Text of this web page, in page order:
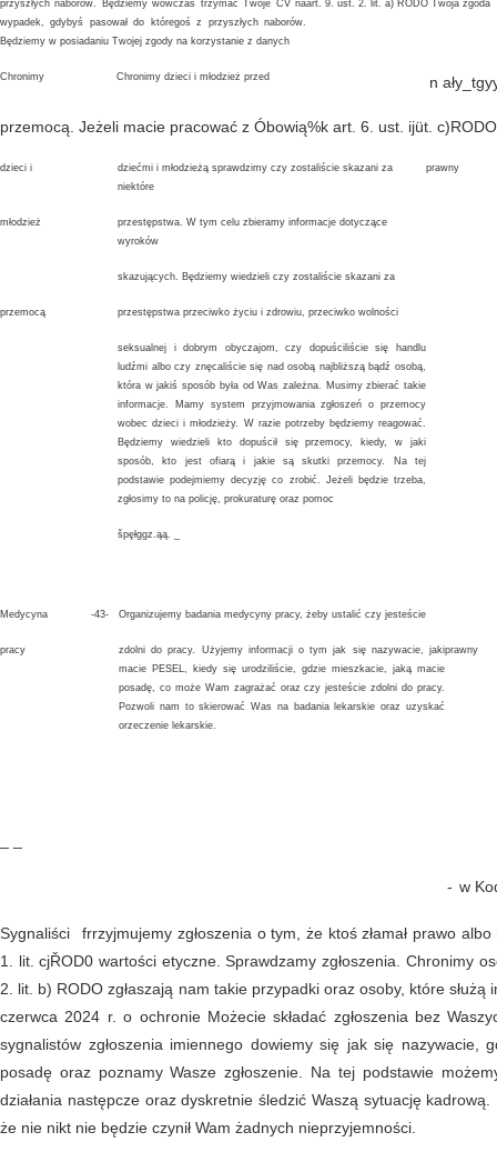
przyszłych naborów. Będziemy wówczas trzymać Twoje CV na
wypadek, gdybyś pasował do któregoś z przyszłych naborów.
Będziemy w posiadaniu Twojej zgody na korzystanie z danych
art. 9. ust. 2. lit. a) RODO Twoja zgoda
Chronimy Chronimy dzieci i młodzież przed n
przemocą. Jeżeli macie pracować z Óbowią%k art. 6. ust. ijüt. c)RODO
dzieci i
dziećmi i młodzieżą sprawdzimy czy zostaliście skazani za
niektóre
prawny
młodzież
przestępstwa. W tym celu zbieramy informacje dotyczące
wyroków
skazujących. Będziemy wiedzieli czy zostaliście skazani za
przemocą przestępstwa przeciwko życiu i zdrowiu, przeciwko wolności
seksualnej i dobrym obyczajom, czy dopuściliście się handlu
ludźmi albo czy znęcaliście się nad osobą najbliższą bądź osobą,
która w jakiś sposób była od Was zależna. Musimy zbierać takie
informacje. Mamy system przyjmowania zgłoszeń o przemocy
wobec dzieci i młodzieży. W razie potrzeby będziemy reagować.
Będziemy wiedzieli kto dopuścił się przemocy, kiedy, w jaki
sposób, kto jest ofiarą i jakie są skutki przemocy. Na tej
podstawie podejmiemy decyzję co zrobić. Jeżeli będzie trzeba,
zgłosimy to na policję, prokuraturę oraz pomoc
špęłggz.ąą. _
Medycyna -43- Organizujemy badania medycyny pracy, żeby ustalić czy jesteście
pracy
zdolni do pracy. Użyjemy informacji o tym jak się nazywacie, jaki
macie PESEL, kiedy się urodziliście, gdzie mieszkacie, jaką macie
posadę, co może Wam zagrażać oraz czy jesteście zdolni do pracy.
Pozwoli nam to skierować Was na badania lekarskie oraz uzyskać
orzeczenie lekarskie.
prawny
- w
Sygnaliści
frrzyjmujemy zgłoszenia o tym, że ktoś złamał prawo
1. lit. cjŘOD0 wartości etyczne. Sprawdzamy zgłoszenia. Chronimy
2. lit. b) RODO zgłaszają nam takie przypadki oraz osoby, które
czerwca 2024 r. o ochronie Możecie składać zgłoszenia bez
sygnalistów zgłoszenia imiennego dowiemy się jak się nazywacie,
posadę oraz poznamy Wasze zgłoszenie. Na tej podstawie
działania następcze oraz dyskretnie śledzić Waszą sytuację
że nie nikt nie będzie czynił Wam żadnych nieprzyjemności.